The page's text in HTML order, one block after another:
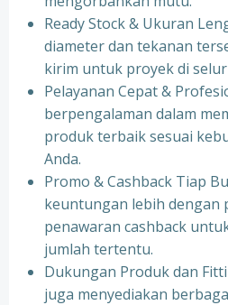
Ready Stock & Ukuran
diameter dan tekanan
kirim untuk proyek di
Pelayanan Cepat &
berpengalaman dalam
produk terbaik sesuai
Anda.
Promo & Cashback Tiap
keuntungan lebih dengan
penawaran cashback
jumlah tertentu.
Dukungan Produk dan
juga menyediakan